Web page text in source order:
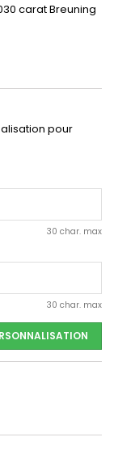
carat Breuning
pour
30 char. max
30 char. max